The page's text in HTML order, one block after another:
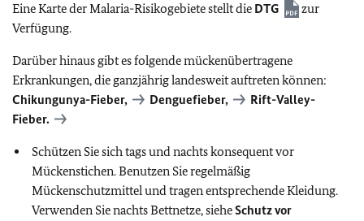
Eine Karte der Malaria-Risikogebiete stellt die DTG
zur
Verfügung.
Darüber hinaus gibt es folgende mückenübertragene
Erkrankungen, die ganzjährig landesweit auftreten können:
Chikungunya-Fieber,
Denguefieber,
Rift-Valley-
Fieber.
Schützen Sie sich tags und nachts konsequent vor
Mückenstichen. Benutzen Sie regelmäßig
Mückenschutzmittel und tragen entsprechende Kleidung.
Verwenden Sie nachts Bettnetze, sieheSchutz vor